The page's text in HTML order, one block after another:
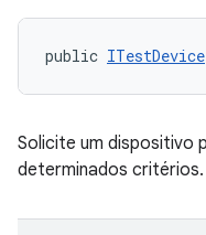
public ITestDevice
Solicite um dispositivo
determinados critérios.